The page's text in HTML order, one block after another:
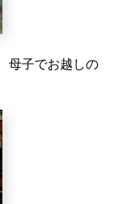
母子でお越しの